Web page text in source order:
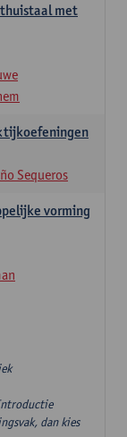
met
Sequeros
vorming
dan kies